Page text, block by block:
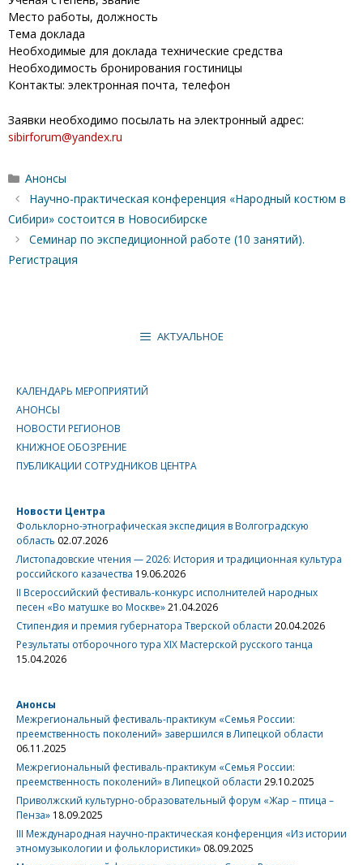
Место работы, должность
Тема доклада
Необходимые для доклада технические средства
Необходимость бронирования гостиницы
Контакты: электронная почта, телефон
Заявки необходимо посылать на электронный адрес:
sibirforum@yandex.ru
Рубрики
Анонсы
Научно-практическая конференция «Народный костюм в
Сибири» состоится в Новосибирске
Семинар по экспедиционной работе (10 занятий).
Регистрация
АКТУАЛЬНОЕ
КАЛЕНДАРЬ МЕРОПРИЯТИЙ
АНОНСЫ
НОВОСТИ РЕГИОНОВ
КНИЖНОЕ ОБОЗРЕНИЕ
ПУБЛИКАЦИИ СОТРУДНИКОВ ЦЕНТРА
Новости Центра
Фольклорно-этнографическая экспедиция в Волгоградскую
область 02.07.2026
Листопадовские чтения — 2026: История и традиционная культура
российского казачества 19.06.2026
II Всероссийский фестиваль-конкурс исполнителей народных
песен «Во матушке во Москве»21.04.2026
Стипендия и премия губернатора Тверской области 20.04.2026
Результаты отборочного тура XIX Мастерской русского танца
15.04.2026
Анонсы
Межрегиональный фестиваль-практикум «Семья России:
преемственность поколений» завершился в Липецкой области
06.11.2025
Межрегиональный фестиваль-практикум «Семья России:
преемственность поколений» в Липецкой области 29.10.2025
Приволжский культурно-образовательный форум «Жар – птица –
Пенза» 18.09.2025
III Международная научно-практическая конференция «Из истории
этномузыкологии и фольклористики» 08.09.2025